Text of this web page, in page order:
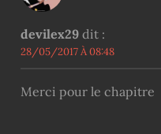
devilex29 dit :
28/05/2017 À 08:48
Merci pour le chapitre